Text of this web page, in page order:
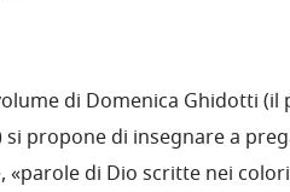
di Domenica Ghidotti (il
propone di insegnare a
di Dio scritte nei